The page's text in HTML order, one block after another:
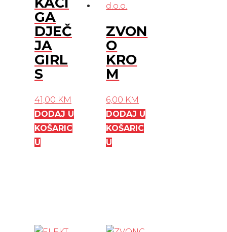
GA
DJEČ
JA
GIRL
S
41,00 KM
DODAJ U
KOŠARIC
U
ZVON
O
KRO
M
6,00 KM
DODAJ U
KOŠARIC
U